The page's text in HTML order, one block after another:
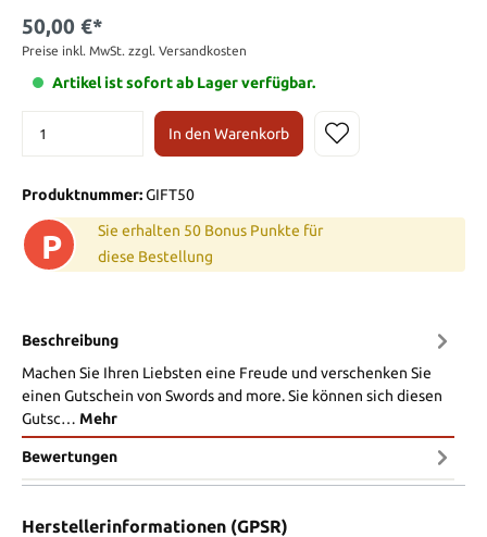
50,00 €*
Preise inkl. MwSt. zzgl. Versandkosten
Artikel ist sofort ab Lager verfügbar.
In den Warenkorb
Produktnummer:GIFT50
P
Sie erhalten 50 Bonus Punkte für
diese Bestellung
Beschreibung
Machen Sie Ihren Liebsten eine Freude und verschenken Sie
einen Gutschein von Swords and more. Sie können sich diesen
Gutsc… Mehr
Bewertungen
Herstellerinformationen (GPSR)